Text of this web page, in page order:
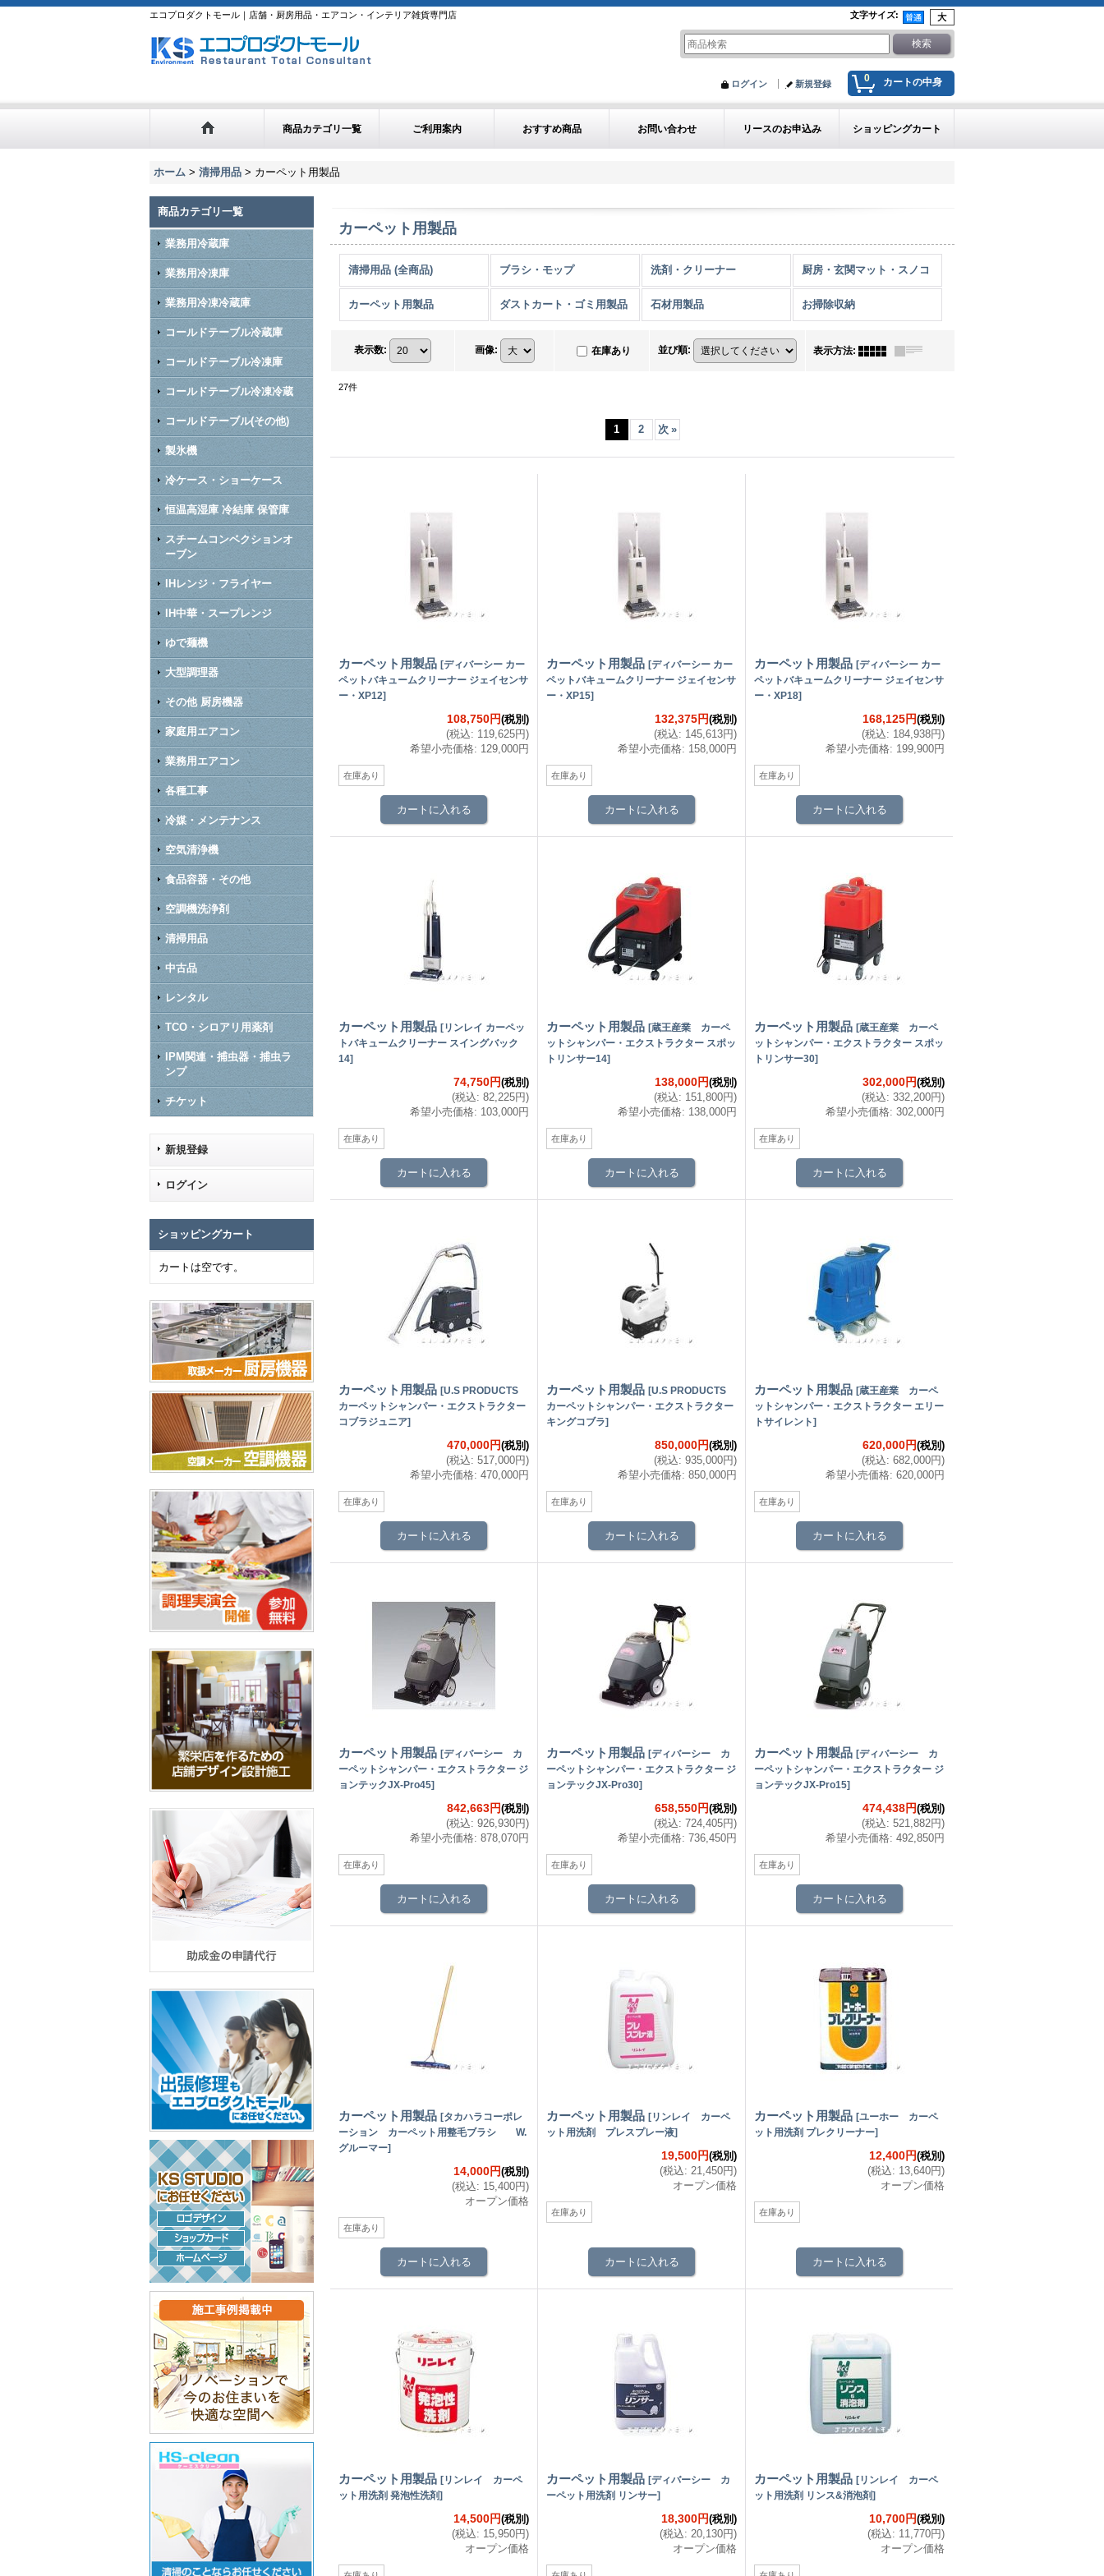
エコプロダクトモール｜店舗・厨房用品・エアコン・インテリア雑貨専門店 文字サイズ:
0 カートの中身
ログイン 新規登録
商品カテゴリ一覧 ご利用案内 おすすめ商品 お問い合わせ リースのお申込み ショッピングカート
ホーム > 清掃用品 > カーペット用製品
商品カテゴリ一覧
業務用冷蔵庫
業務用冷凍庫
業務用冷凍冷蔵庫
コールドテーブル冷蔵庫
コールドテーブル冷凍庫
コールドテーブル冷凍冷蔵
コールドテーブル(その他)
製氷機
冷ケース・ショーケース
恒温高湿庫 冷結庫 保管庫
スチームコンベクションオ
ーブン
IHレンジ・フライヤー
IH中華・スープレンジ
ゆで麺機
大型調理器
その他 厨房機器
家庭用エアコン
業務用エアコン
各種工事
冷媒・メンテナンス
空気清浄機
食品容器・その他
空調機洗浄剤
清掃用品
中古品
レンタル
TCO・シロアリ用薬剤
IPM関連・捕虫器・捕虫ラ
ンプ
チケット
新規登録
ログイン
ショッピングカート
カートは空です。
カーペット用製品
清掃用品 (全商品) ブラシ・モップ 洗剤・クリーナー 厨房・玄関マット・スノコ
カーペット用製品 ダストカート・ゴミ用製品 石材用製品 お掃除収納
表示数: 画像: 在庫あり 並び順: 表示方法:
27件
1 2 次 »
カーペット用製品 [ディバーシー カー
ペットバキュームクリーナー ジェイセンサ
ー・XP12]
108,750円(税別)
(税込: 119,625円)
希望小売価格: 129,000円
在庫あり
カーペット用製品 [ディバーシー カー
ペットバキュームクリーナー ジェイセンサ
ー・XP15]
132,375円(税別)
(税込: 145,613円)
希望小売価格: 158,000円
在庫あり
カーペット用製品 [ディバーシー カー
ペットバキュームクリーナー ジェイセンサ
ー・XP18]
168,125円(税別)
(税込: 184,938円)
希望小売価格: 199,900円
在庫あり
カーペット用製品 [リンレイ カーペッ
トバキュームクリーナー スイングバック
14]
74,750円(税別)
(税込: 82,225円)
希望小売価格: 103,000円
在庫あり
カーペット用製品 [蔵王産業 カーペ
ットシャンパー・エクストラクター スポッ
トリンサー14]
138,000円(税別)
(税込: 151,800円)
希望小売価格: 138,000円
在庫あり
カーペット用製品 [蔵王産業 カーペ
ットシャンパー・エクストラクター スポッ
トリンサー30]
302,000円(税別)
(税込: 332,200円)
希望小売価格: 302,000円
在庫あり
カーペット用製品 [U.S PRODUCTS
カーペットシャンパー・エクストラクター
コブラジュニア]
470,000円(税別)
(税込: 517,000円)
希望小売価格: 470,000円
在庫あり
カーペット用製品 [U.S PRODUCTS
カーペットシャンパー・エクストラクター
キングコブラ]
850,000円(税別)
(税込: 935,000円)
希望小売価格: 850,000円
在庫あり
カーペット用製品 [蔵王産業 カーペ
ットシャンパー・エクストラクター エリー
トサイレント]
620,000円(税別)
(税込: 682,000円)
希望小売価格: 620,000円
在庫あり
カーペット用製品 [ディバーシー カ
ーペットシャンパー・エクストラクター ジ
ョンテックJX-Pro45]
842,663円(税別)
(税込: 926,930円)
希望小売価格: 878,070円
在庫あり
カーペット用製品 [ディバーシー カ
ーペットシャンパー・エクストラクター ジ
ョンテックJX-Pro30]
658,550円(税別)
(税込: 724,405円)
希望小売価格: 736,450円
在庫あり
カーペット用製品 [ディバーシー カ
ーペットシャンパー・エクストラクター ジ
ョンテックJX-Pro15]
474,438円(税別)
(税込: 521,882円)
希望小売価格: 492,850円
在庫あり
カーペット用製品 [タカハラコーポレ
ーション カーペット用整毛ブラシ W.
グルーマー]
14,000円(税別)
(税込: 15,400円)
オープン価格
在庫あり
カーペット用製品 [リンレイ カーペ
ット用洗剤 プレスプレー液]
19,500円(税別)
(税込: 21,450円)
オープン価格
在庫あり
カーペット用製品 [ユーホー カーペ
ット用洗剤 プレクリーナー]
12,400円(税別)
(税込: 13,640円)
オープン価格
在庫あり
カーペット用製品 [リンレイ カーペ
ット用洗剤 発泡性洗剤]
14,500円(税別)
(税込: 15,950円)
オープン価格
カーペット用製品 [ディバーシー カ
ーペット用洗剤 リンサー]
18,300円(税別)
(税込: 20,130円)
オープン価格
カーペット用製品 [リンレイ カーペ
ット用洗剤 リンス&消泡剤]
10,700円(税別)
(税込: 11,770円)
オープン価格